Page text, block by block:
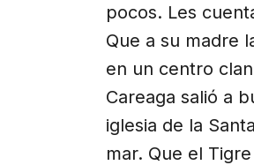
pocos. Les
Que a su madre
en un centro
Careaga salió a
iglesia de la
mar. Que el